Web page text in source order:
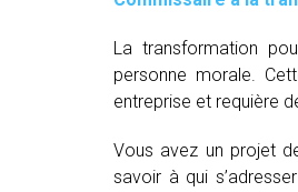
La transformation
personne morale.
entreprise et requière
Vous avez un projet
savoir à qui